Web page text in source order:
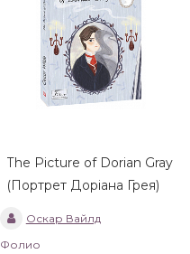
The Picture of Dorian Gray
(Портрет Доріана Грея)
Оскар Вайлд
Фолио